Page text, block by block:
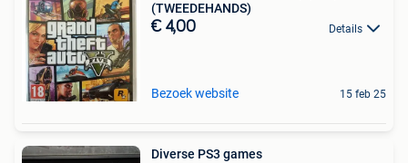
(TWEEDEHANDS)
€ 4,00 Details
Bezoek website 15 feb 25
Diverse PS3 games